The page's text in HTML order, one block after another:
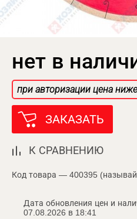
нет в
при авторизации цена ниже
ЗАКАЗАТЬ
К СРАВНЕНИЮ
Код товара — 400395
Дата обновления цен и
07.08.2026 в 18:41